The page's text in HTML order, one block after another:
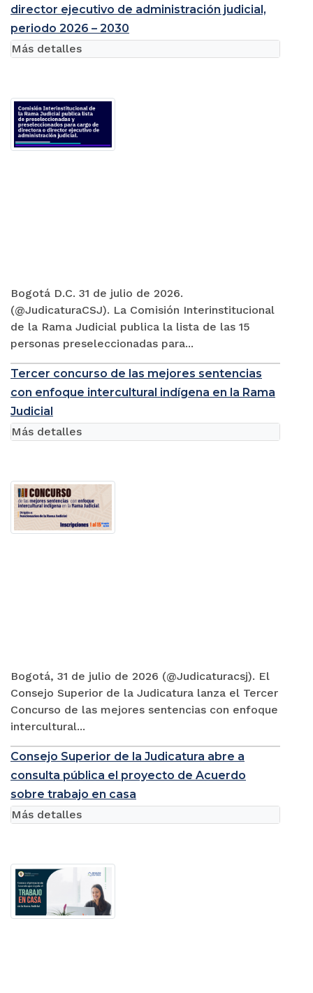
director ejecutivo de administración judicial,
periodo 2026 – 2030
Bogotá D.C. 31 de julio de 2026.
(@JudicaturaCSJ). La Comisión Interinstitucional
de la Rama Judicial publica la lista de las 15
personas preseleccionadas para...
Más detalles
Tercer concurso de las mejores sentencias
con enfoque intercultural indígena en la Rama
Judicial
Bogotá, 31 de julio de 2026 (@Judicaturacsj). El
Consejo Superior de la Judicatura lanza el Tercer
Concurso de las mejores sentencias con enfoque
intercultural...
Más detalles
Consejo Superior de la Judicatura abre a
consulta pública el proyecto de Acuerdo
sobre trabajo en casa
Más detalles